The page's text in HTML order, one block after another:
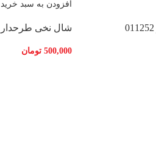
افزودن به سبد خرید
شال نخی طرحدار 011258
500,000 تومان